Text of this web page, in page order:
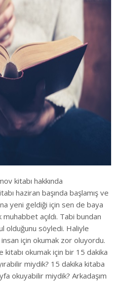
kitabı hakkında
haziran başında başlamış ve
yeni geldiği için sen de baya
açıldı. Tabi bundan
olduğunu söyledi. Haliyle
için okumak zor oluyordu.
okumak için bir 15 dakika
miydik? 15 dakika kitaba
okuyabilir miydik? Arkadaşım